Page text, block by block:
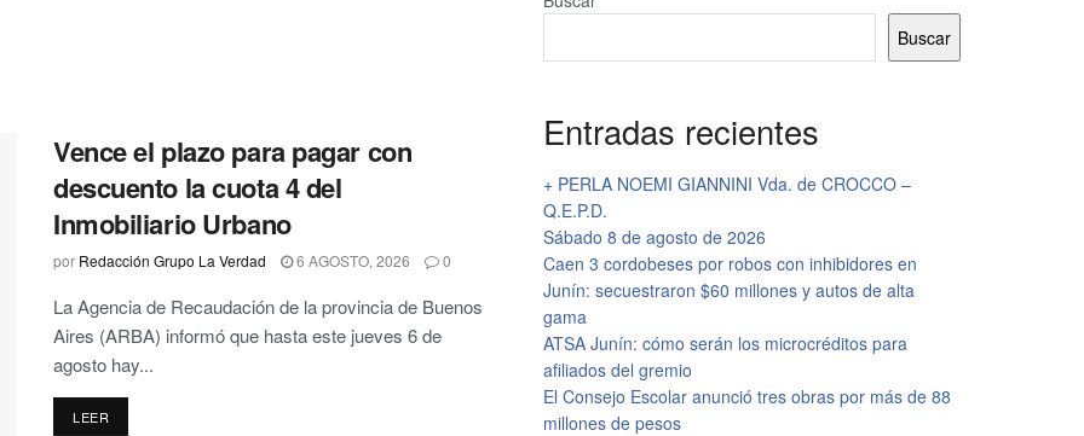
Vence el plazo para pagar con
descuento la cuota 4 del
Inmobiliario Urbano
por Redacción Grupo La Verdad 6 AGOSTO, 2026 0
La Agencia de Recaudación de la provincia de Buenos
Aires (ARBA) informó que hasta este jueves 6 de
agosto hay...
LEER
Buscar
Entradas recientes
+ PERLA NOEMI GIANNINI Vda. de CROCCO –
Q.E.P.D.
Sábado 8 de agosto de 2026
Caen 3 cordobeses por robos con inhibidores en
Junín: secuestraron $60 millones y autos de alta
gama
ATSA Junín: cómo serán los microcréditos para
afiliados del gremio
El Consejo Escolar anunció tres obras por más de 88
millones de pesos